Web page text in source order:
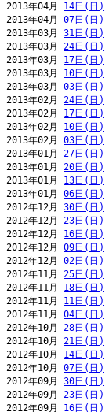
2013年04月 14日(日)
2013年04月 07日(日)
2013年03月 31日(日)
2013年03月 24日(日)
2013年03月 17日(日)
2013年03月 10日(日)
2013年03月 03日(日)
2013年02月 24日(日)
2013年02月 17日(日)
2013年02月 10日(日)
2013年02月 03日(日)
2013年01月 27日(日)
2013年01月 20日(日)
2013年01月 13日(日)
2013年01月 06日(日)
2012年12月 30日(日)
2012年12月 23日(日)
2012年12月 16日(日)
2012年12月 09日(日)
2012年12月 02日(日)
2012年11月 25日(日)
2012年11月 18日(日)
2012年11月 11日(日)
2012年11月 04日(日)
2012年10月 28日(日)
2012年10月 21日(日)
2012年10月 14日(日)
2012年10月 07日(日)
2012年09月 30日(日)
2012年09月 23日(日)
2012年09月 16日(日)